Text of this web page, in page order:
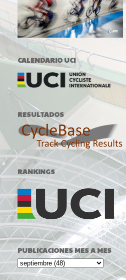
CALENDARIO UCI
RESULTADOS
RANKINGS
PUBLICACIONES MES A MES